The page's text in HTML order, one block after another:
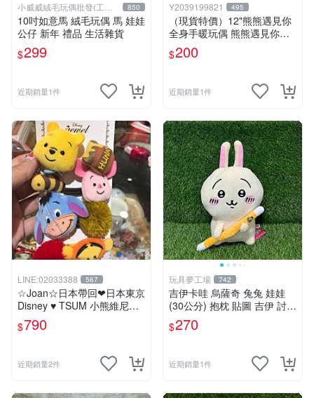
小威威絨毛玩偶批發(工廠
直營)
850
10吋如意馬 絨毛玩偶 馬 娃娃
公仔 新年 禮品 生活雜貨
$299
近期銷量1件
Y2039199821 495
（現貨特價）12"熊熊遇見你
全身手暖玩偶 熊熊遇見你暖
手枕 熊熊遇見你系列 熊熊遇
見你 暖手枕 玩偶 可愛 Q萌
$200
近期銷量1件
LINE:02033388 567
☆Joan☆日本帶回❤日本東京
Disney ♥ TSUM 小熊維尼系
列 ♥ 髮束/髮飾/髮圈/髮帶/綁
頭髮
$790
近期銷量2件
玩具夢工場 742
吉伊卡哇 烏薩奇 兔兔 娃娃
(30公分) 抱枕 貼圖 吉伊 討伐
棒 Chiikawa
$270
近期銷量1件